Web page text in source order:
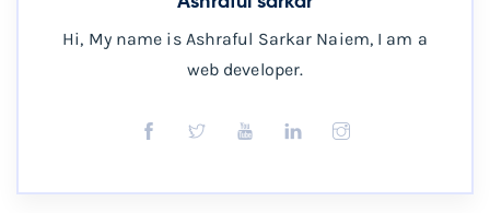
Hi, My name is Ashraful Sarkar Naiem, I am a
web developer.